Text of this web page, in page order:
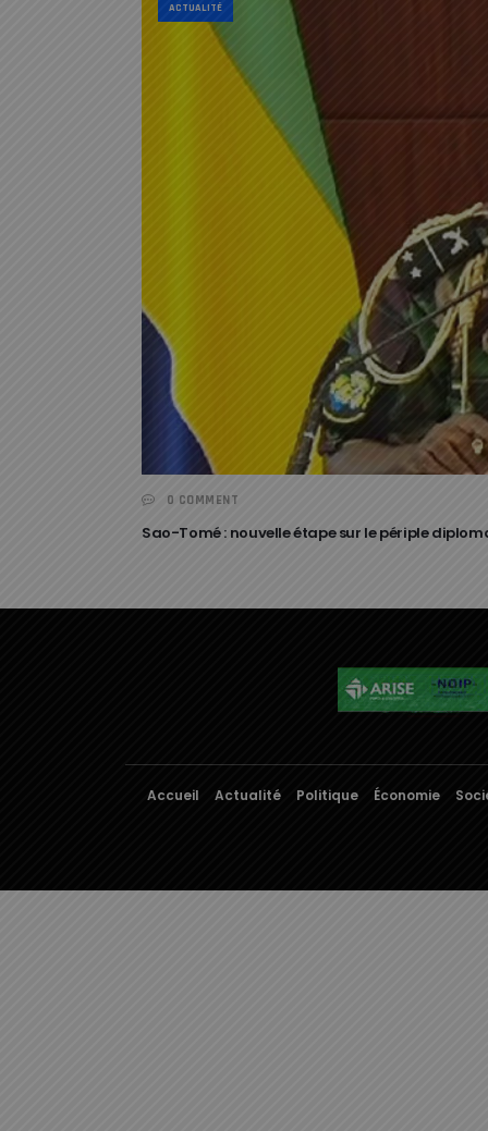
ACTUALITÉ
0 COMMENT
Sao-Tomé : nouvelle étape sur le périple
Accueil Actualité Politique Économie